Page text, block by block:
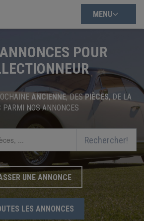
MENU
ANNONCES POUR
ANCIENNE, DESPIÈCES, DE LA
PARMI NOS ANNONCES
Rechercher!
UNE ANNONCE
LES ANNONCES